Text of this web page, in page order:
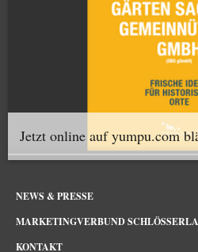
Jetzt online auf yumpu.com
NEWS & PRESSE
MARKETINGVERBUND
KONTAKT